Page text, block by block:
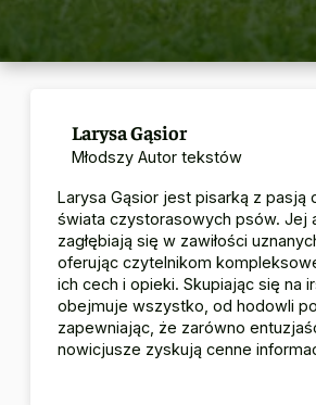
Larysa Gąsior
Młodszy Autor tekstów
Larysa Gąsior jest pisarką z pasją
świata czystorasowych psów. Jej
zagłębiają się w zawiłości
oferując czytelnikom
ich cech i opieki. Skupiając się na
obejmuje wszystko, od hodowli
zapewniając, że zarówno
nowicjusze zyskują cenne